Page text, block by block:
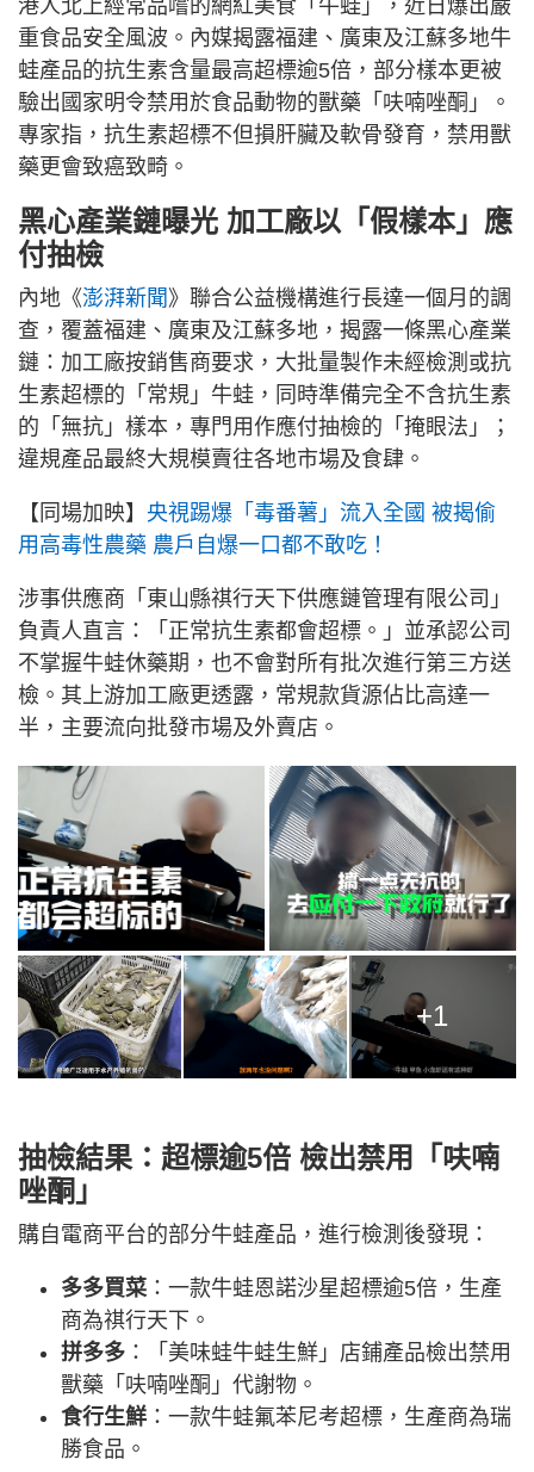
港人北上經常品嚐的網紅美食「牛蛙」，近日爆出嚴
重食品安全風波。內媒揭露福建、廣東及江蘇多地牛
蛙產品的抗生素含量最高超標逾5倍，部分樣本更被
驗出國家明令禁用於食品動物的獸藥「呋喃唑酮」。
專家指，抗生素超標不但損肝臟及軟骨發育，禁用獸
藥更會致癌致畸。
黑心產業鏈曝光 加工廠以「假樣本」應
付抽檢
內地《澎湃新聞》聯合公益機構進行長達一個月的調
查，覆蓋福建、廣東及江蘇多地，揭露一條黑心產業
鏈：加工廠按銷售商要求，大批量製作未經檢測或抗
生素超標的「常規」牛蛙，同時準備完全不含抗生素
的「無抗」樣本，專門用作應付抽檢的「掩眼法」；
違規產品最終大規模賣往各地市場及食肆。
【同場加映】 央視踢爆「毒番薯」流入全國 被揭偷
用高毒性農藥 農戶自爆一口都不敢吃！
涉事供應商「東山縣祺行天下供應鏈管理有限公司」
負責人直言：「正常抗生素都會超標。」並承認公司
不掌握牛蛙休藥期，也不會對所有批次進行第三方送
檢。其上游加工廠更透露，常規款貨源佔比高達一
半，主要流向批發市場及外賣店。
+1
抽檢結果：超標逾5倍 檢出禁用「呋喃
唑酮」
購自電商平台的部分牛蛙產品，進行檢測後發現：
多多買菜 ：一款牛蛙恩諾沙星超標逾5倍，生產
商為祺行天下。
拼多多 ：「美味蛙牛蛙生鮮」店鋪產品檢出禁用
獸藥「呋喃唑酮」代謝物。
食行生鮮 ：一款牛蛙氟苯尼考超標，生產商為瑞
勝食品。